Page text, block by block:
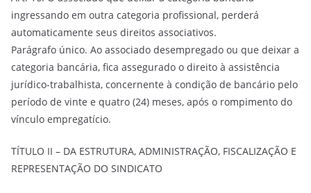
ingressando em outra categoria profissional, perderá
automaticamente seus direitos associativos.
Parágrafo único. Ao associado desempregado ou que deixar a
categoria bancária, fica assegurado o direito à assistência
jurídico-trabalhista, concernente à condição de bancário pelo
período de vinte e quatro (24) meses, após o rompimento do
vínculo empregatício.
TÍTULO II – DA ESTRUTURA, ADMINISTRAÇÃO, FISCALIZAÇÃO E
REPRESENTAÇÃO DO SINDICATO